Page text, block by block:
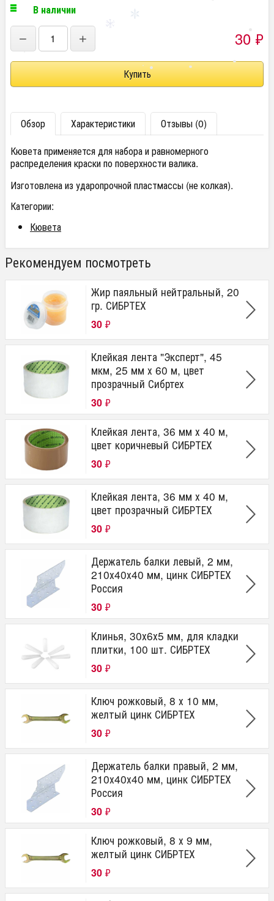
В наличии
− + 30 ₽
Обзор Характеристики
Отзывы (0)
Кювета применяется для набора и равномерного
распределения краски по поверхности валика.
Изготовлена из ударопрочной пластмассы (не колкая).
Категории:
Кювета
Рекомендуем посмотреть
Жир паяльный нейтральный, 20
гр. СИБРТЕХ
30 ₽
Клейкая лента "Эксперт", 45
мкм, 25 мм х 60 м, цвет
прозрачный Сибртех
30 ₽
Клейкая лента, 36 мм х 40 м,
цвет коричневый СИБРТЕХ
30 ₽
Клейкая лента, 36 мм х 40 м,
цвет прозрачный СИБРТЕХ
30 ₽
Держатель балки левый, 2 мм,
210х40х40 мм, цинк СИБРТЕХ
Россия
30 ₽
Клинья, 30х6х5 мм, для кладки
плитки, 100 шт. СИБРТЕХ
30 ₽
Ключ рожковый, 8 х 10 мм,
желтый цинк СИБРТЕХ
30 ₽
Держатель балки правый, 2 мм,
210х40х40 мм, цинк СИБРТЕХ
Россия
30 ₽
Ключ рожковый, 8 х 9 мм,
желтый цинк СИБРТЕХ
30 ₽